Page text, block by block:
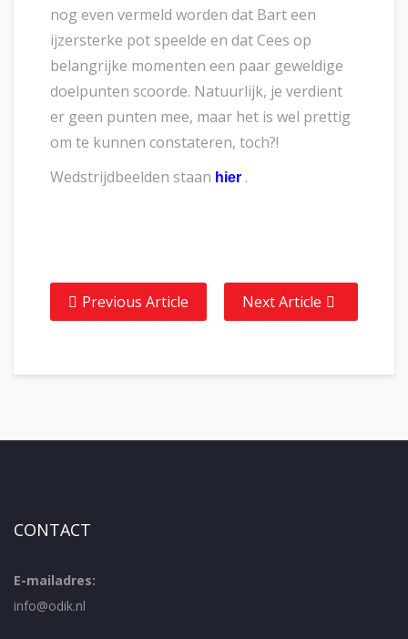
nog even vermeld worden dat Bart een
ijzersterke pot speelde en dat Cees op
belangrijke momenten een paar geweldige
doelpunten scoorde. Natuurlijk, je verdient
er geen punten mee, maar het is wel prettig
om te kunnen constateren, toch?!
Wedstrijdbeelden staan hier .
Previous Article Next Article
CONTACT
E-mailadres:
info@odik.nl